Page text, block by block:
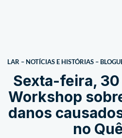
LAR – NOTÍCIAS E HISTÓRIAS –
Sexta-feira,
Workshop
danos
no